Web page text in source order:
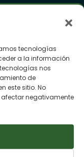
tecnologías
a la información
nos
de
este sitio. No
afectar negativamente